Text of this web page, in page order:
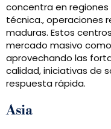
concentra en
técnica., operaciones
maduras. Estos
mercado masivo
aprovechando las
calidad, iniciativas de
respuesta rápida.
Asia